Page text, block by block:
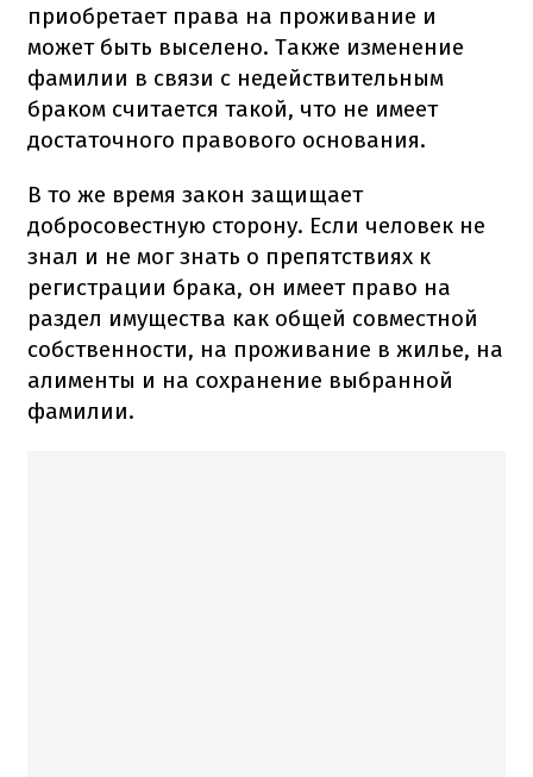
приобретает права на проживание и
может быть выселено. Также изменение
фамилии в связи с недействительным
браком считается такой, что не имеет
достаточного правового основания.
В то же время закон защищает
добросовестную сторону. Если человек не
знал и не мог знать о препятствиях к
регистрации брака, он имеет право на
раздел имущества как общей совместной
собственности, на проживание в жилье, на
алименты и на сохранение выбранной
фамилии.